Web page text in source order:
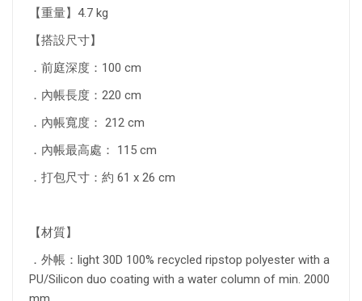
【重量】4.7 kg
【搭設尺寸】
．前庭深度：100 cm
．內帳長度：220 cm
．內帳寬度： 212 cm
．內帳最高處： 115 cm
．打包尺寸：約 61 x 26 cm
【材質】
．外帳：light 30D 100% recycled ripstop polyester with a
PU/Silicon duo coating with a water column of min. 2000